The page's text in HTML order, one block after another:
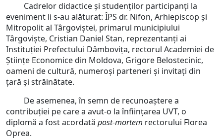
Cadrelor didactice și studenților participanți la
eveniment li s-au alăturat: ÎPS dr. Nifon, Arhiepiscop și
Mitropolit al Târgoviștei, primarul municipiului
Târgoviște, Cristian Daniel Stan, reprezentanți ai
Instituției Prefectului Dâmbovița, rectorul Academiei de
Științe Economice din Moldova, Grigore Belostecinic,
oameni de cultură, numeroși parteneri și invitați din
țară și străinătate.
De asemenea, în semn de recunoaștere a
contribuției pe care a avut-o la înființarea UVT, o
diplomă a fost acordată post-mortem rectorului Florea
Oprea.